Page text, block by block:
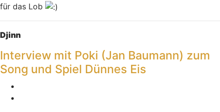
für das Lob
Nach oben
Djinn
Interview mit Poki (Jan Baumann) zum
Song und Spiel Dünnes Eis